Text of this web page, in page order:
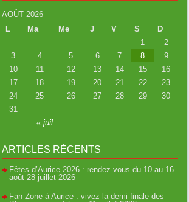
AOÛT 2026
L
Ma Me J V S D
« juil
1
2
3
4 5 6 7 8
9
10
11 12 13 14 15
16
17
18 19 20 21 22
23
24
25 26 27 28 29
30
31
ARTICLES RÉCENTS
Fêtes d’Aurice 2026 : rendez-vous du 10 au 16
août 28 juillet 2026
Fan Zone à Aurice : vivez la demi-finale des